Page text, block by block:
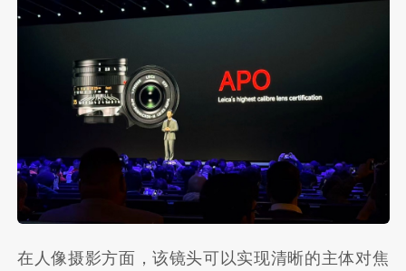
在人像摄影方面，该镜头可以实现清晰的主体对焦